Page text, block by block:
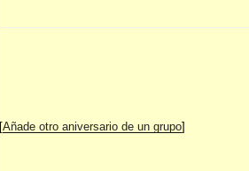
[Añade otro aniversario de un grupo]